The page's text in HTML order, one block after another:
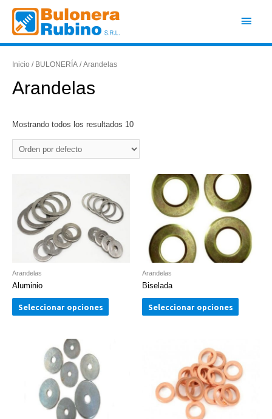
contenido
Inicio / BULONERÍA / Arandelas
Arandelas
Mostrando todos los resultados 10
Arandelas
Aluminio
Seleccionar opciones
Arandelas
Biselada
Seleccionar opciones